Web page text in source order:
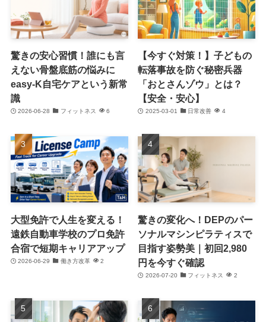
驚きの安心習慣！誰にも言
えない骨盤底筋の悩みに
easy-K自宅ケアという新常
識
2026-06-28 フィットネス 6
【今すぐ対策！】子どもの
転落事故を防ぐ秘密兵器
「おとさんゾウ」とは？
【安全・安心】
2025-03-01 日常改善 4
大型免許で人生を変える！
遠鉄自動車学校のプロ免許
合宿で短期キャリアアップ
2026-06-29 働き方改革 2
驚きの変化へ！DEPのパー
ソナルマシンピラティスで
目指す姿勢美｜初回2,980
円を今すぐ確認
2026-07-20 フィットネス 2